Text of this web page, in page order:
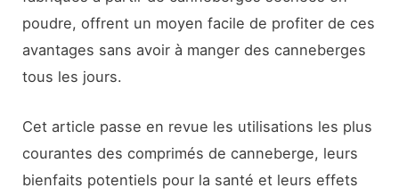
poudre, offrent un moyen facile de profiter de ces
avantages sans avoir à manger des canneberges
tous les jours.
Cet article passe en revue les utilisations les plus
courantes des comprimés de canneberge, leurs
bienfaits potentiels pour la santé et leurs effets